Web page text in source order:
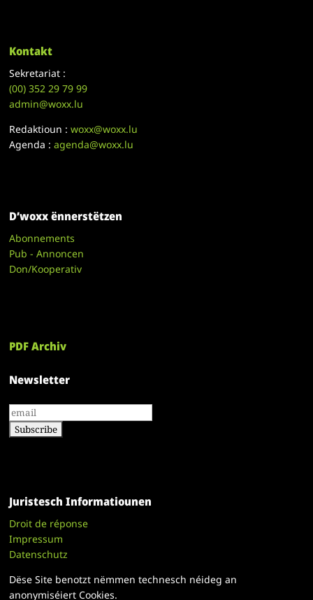
Kontakt
Sekretariat :
(00)352 29 79 99
admin@woxx.lu
Redaktioun :woxx@woxx.lu
Agenda :agenda@woxx.lu
D’woxx ënnerstëtzen
Abonnements
Pub - Annoncen
Don/Kooperativ
PDF Archiv
Newsletter
Juristesch Informatiounen
Droit de réponse
Impressum
Datenschutz
Dëse Site benotzt nëmmen technesch néideg an
anonymiséiert Cookies.